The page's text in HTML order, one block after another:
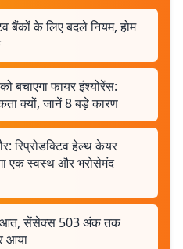
बैंकों के लिए बदले नियम, होम
बचाएगा फायर इंश्योरेंस:
क्यों, जानें 8 बड़े कारण
रिप्रोडक्टिव हेल्थ केयर
एक स्वस्थ और भरोसेमंद
सेंसेक्स 503 अंक तक
आया